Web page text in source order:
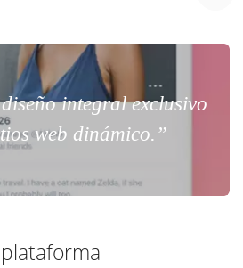
integral exclusivo
web dinámico.”